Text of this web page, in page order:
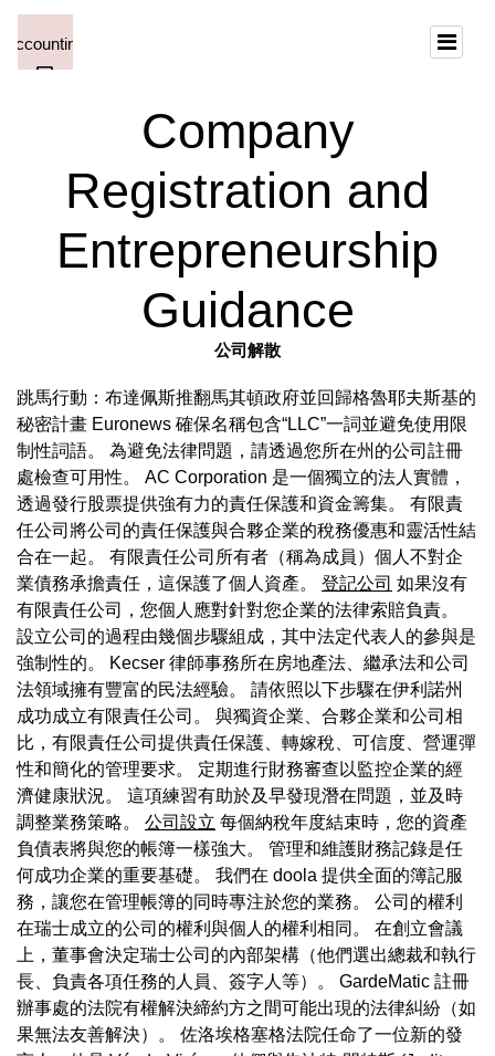
Company
Registration and
Entrepreneurship
Guidance
公司解散
跳馬行動：布達佩斯推翻馬其頓政府並回歸格魯耶夫斯基的
秘密計畫 Euronews 確保名稱包含“LLC”一詞並避免使用限
制性詞語。 為避免法律問題，請透過您所在州的公司註冊
處檢查可用性。 AC Corporation 是一個獨立的法人實體，
透過發行股票提供強有力的責任保護和資金籌集。 有限責
任公司將公司的責任保護與合夥企業的稅務優惠和靈活性結
合在一起。 有限責任公司所有者（稱為成員）個人不對企
業債務承擔責任，這保護了個人資產。 登記公司 如果沒有
有限責任公司，您個人應對針對您企業的法律索賠負責。
設立公司的過程由幾個步驟組成，其中法定代表人的參與是
強制性的。 Kecser 律師事務所在房地產法、繼承法和公司
法領域擁有豐富的民法經驗。 請依照以下步驟在伊利諾州
成功成立有限責任公司。 與獨資企業、合夥企業和公司相
比，有限責任公司提供責任保護、轉嫁稅、可信度、營運彈
性和簡化的管理要求。 定期進行財務審查以監控企業的經
濟健康狀況。 這項練習有助於及早發現潛在問題，並及時
調整業務策略。 公司設立 每個納稅年度結束時，您的資產
負債表將與您的帳簿一樣強大。 管理和維護財務記錄是任
何成功企業的重要基礎。 我們在 doola 提供全面的簿記服
務，讓您在管理帳簿的同時專注於您的業務。 公司的權利
在瑞士成立的公司的權利與個人的權利相同。 在創立會議
上，董事會決定瑞士公司的內部架構（他們選出總裁和執行
長、負責各項任務的人員、簽字人等）。 GardeMatic 註冊
辦事處的法院有權解決締約方之間可能出現的法律糾紛（如
果無法友善解決）。 佐洛埃格塞格法院任命了一位新的發